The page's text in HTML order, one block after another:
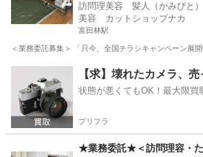
資格持ちの方・・・空き時
かして副業しませんか？
訪問理美容 髪人（かみびと
美容 カットショップナカ
富田林駅
＜業務委託募集＞ 「只今、全国チラシキャンペーン
富田林駅 美容師 業務
【求】壊れたカメラ、
状態が悪くてもOK！最大限買
プリフラ
★業務委託★＜訪問理容・